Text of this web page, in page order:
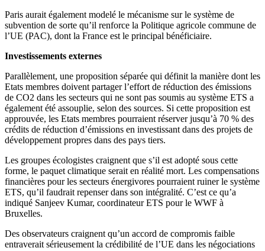
Paris aurait également modelé le mécanisme sur le système de
subvention de sorte qu’il renforce la Politique agricole commune de
l’UE (PAC), dont la France est le principal bénéficiaire.
Investissements externes
Parallèlement, une proposition séparée qui définit la manière dont les
Etats membres doivent partager l’effort de réduction des émissions
de CO2 dans les secteurs qui ne sont pas soumis au système ETS a
également été assouplie, selon des sources. Si cette proposition est
approuvée, les Etats membres pourraient réserver jusqu’à 70 % des
crédits de réduction d’émissions en investissant dans des projets de
développement propres dans des pays tiers.
Les groupes écologistes craignent que s’il est adopté sous cette
forme, le paquet climatique serait en réalité mort. Les compensations
financières pour les secteurs énergivores pourraient ruiner le système
ETS, qu’il faudrait repenser dans son intégralité. C’est ce qu’a
indiqué Sanjeev Kumar, coordinateur ETS pour le WWF à
Bruxelles.
Des observateurs craignent qu’un accord de compromis faible
entraverait sérieusement la crédibilité de l’UE dans les négociations